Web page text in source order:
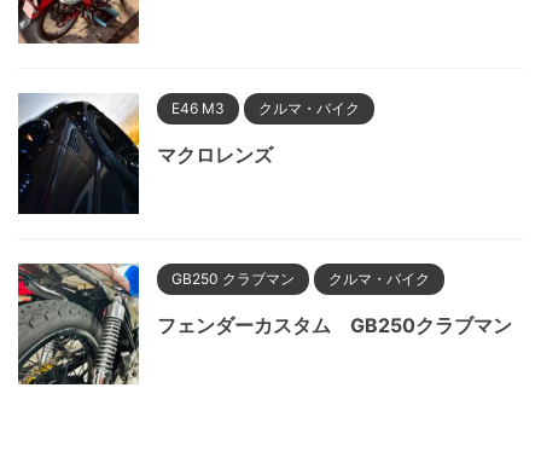
E46 M3 クルマ・バイク
マクロレンズ
GB250 クラブマン クルマ・バイク
フェンダーカスタム GB250クラブマン